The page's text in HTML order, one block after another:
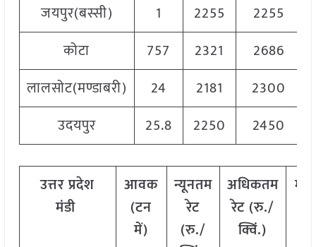
जयपुर(बस्सी)
1 2255 2255
कोटा
757 2321 2686
लालसोट(मण्डाबरी)
24 2181 2300
उदयपुर
25.8 2250 2450
उत्तरप्रदेश
मंडी
आवक
(टन
में)
न्यूनतम
रेट
(रु./
अधिकतम
रेट (रु./
क्विं.)